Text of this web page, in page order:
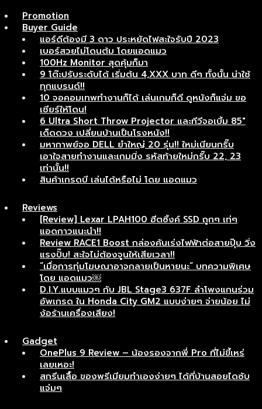
Promotion
Buyer Guide
แอร์ดีต้องมี 3 ดาว ประหยัดไฟสะใจรับปี 2023
เบอร์สวยไม่โดนต้ม โดยแอดแมว
100Hz Monitor สุดคุ้มก็มา
9 โต๊ะปรับระดับได้ เริ่มต้น 4,XXX บาท ดีๆ ทั้งนั้น น่าใช้
ทุกแบรนด์!!
10 จอคอมเทพทำงานก็ได้ เล่นเกมก็ดี ดูหนังก็แจ่ม ขอ
เชียร์ให้โดน!
6 Ultra Short Throw Projector และทีวีจอเบิ้ม 85″
เด็ดดวง เปลี่ยนบ้านเป็นโรงหนัง!!
มหากาพย์จอ DELL ยำใหญ่ 20 รุ่น!! ใหม่เนียนกริ๊บ
เอาใจสายทำงานและเกมมิ่ง รหัสท้ายใหม่กริ๊บ 22, 23
เท่านั้น!!
สินค้าเกรดบี เล่นได้หรือไม่ โดย แอดแมว
Reviews
[Review] Lexar LPAH100 ฮีตซิ้งค์ SSD ถูกๆ เท่ๆ
แอดกาวแนะนำ!!
Review RACE1 Boost กล่องคันเร่งไฟฟ้าต่อสายปุ๊บ วิ่ง
แรงปั๊บ! สะใจไม่ต้องจูนให้เสียเวลา!!
“เมื่อการทุ่มโฆษณาอาจกลายเป็นหายนะ” บทความพิเศษ
โดย แอดแมว￼
D.I.Y.แบบแมวๆ กับ JBL Stage3 637F ลำโพงแกนร่วม
อัพเกรด ใน Honda City GM2 แบบง่ายๆ จ่ายน้อย ไม่
ง้อร้านเครื่องเสียง!
Gadget
OnePlus 9 Review – น้องรองจากพี่ Pro ที่ไม่ขี้เหร่
เลยเหอะ!
สกรีนเสื้อ ของพรีเมียมทำเองง่ายๆ ได้ที่บ้านสอยไดซับ
แจ่มๆ